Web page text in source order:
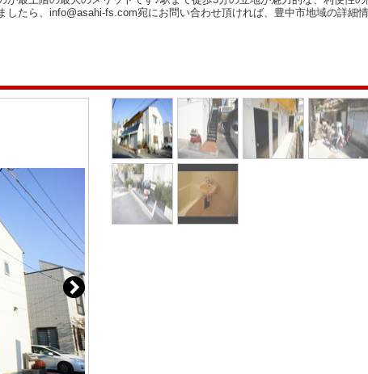
たら、info@asahi-fs.com宛にお問い合わせ頂ければ、豊中市地域の詳細